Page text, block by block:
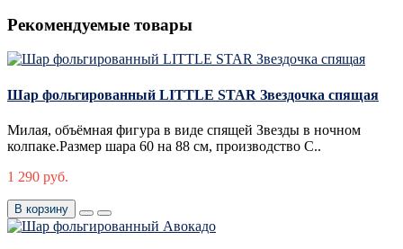
Рекомендуемые товары
Шар фольгированный LITTLE STAR Звездочка спящая
Милая, объёмная фигура в виде спящей Звезды в ночном
колпаке.Размер шара 60 на 88 см, производство С..
1 290 руб.
В корзину